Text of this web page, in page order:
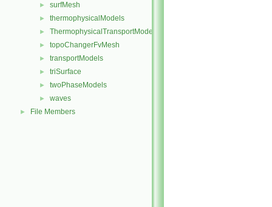
► surfMesh
► thermophysicalModels
► ThermophysicalTransportModels
► topoChangerFvMesh
► transportModels
► triSurface
► twoPhaseModels
► waves
► File Members